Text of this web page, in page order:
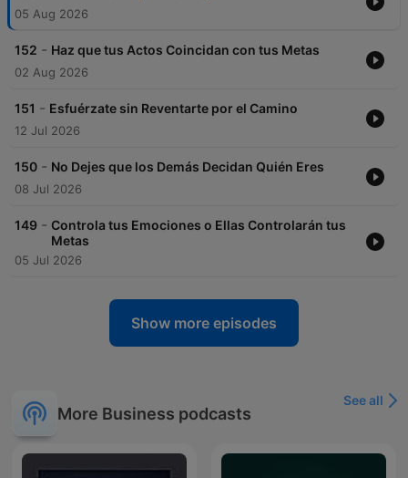
Conviértete en un supporter de este podcast:
-6482906/support
05 Aug 2026
152 - Haz que tus Actos Coincidan con tus Metas
02 Aug 2026
151 - Esfuérzate sin Reventarte por el Camino
12 Jul 2026
150 - No Dejes que los Demás Decidan Quién Eres
08 Jul 2026
149 - Controla tus Emociones o Ellas Controlarán tus
Metas
05 Jul 2026
Show more episodes
More Business podcasts
See all